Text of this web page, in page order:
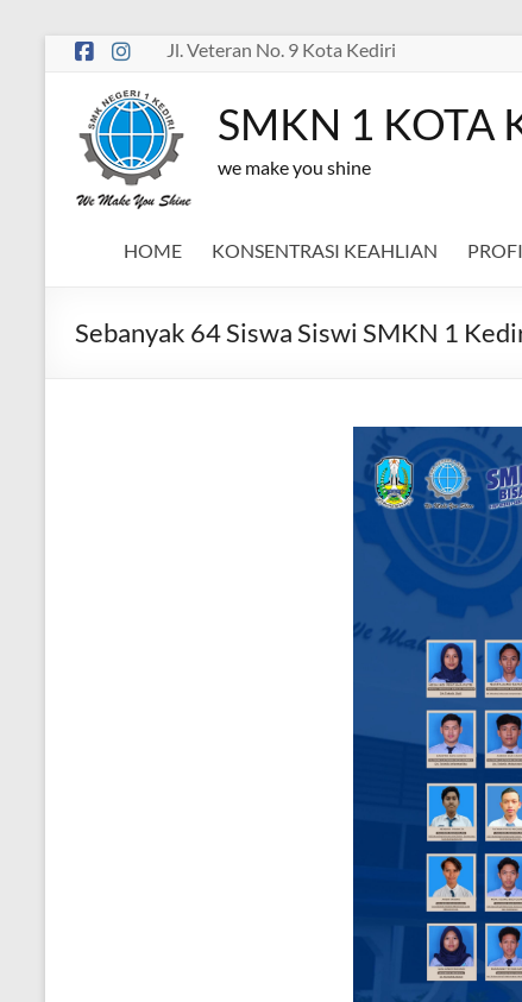
Skip
content
Jl. Veteran No. 9 Kota Kediri
SMKN 1 KOTA
we make you shine
HOME KONSENTRASI KEAHLIAN
Sebanyak 64 Siswa Siswi SMKN 1